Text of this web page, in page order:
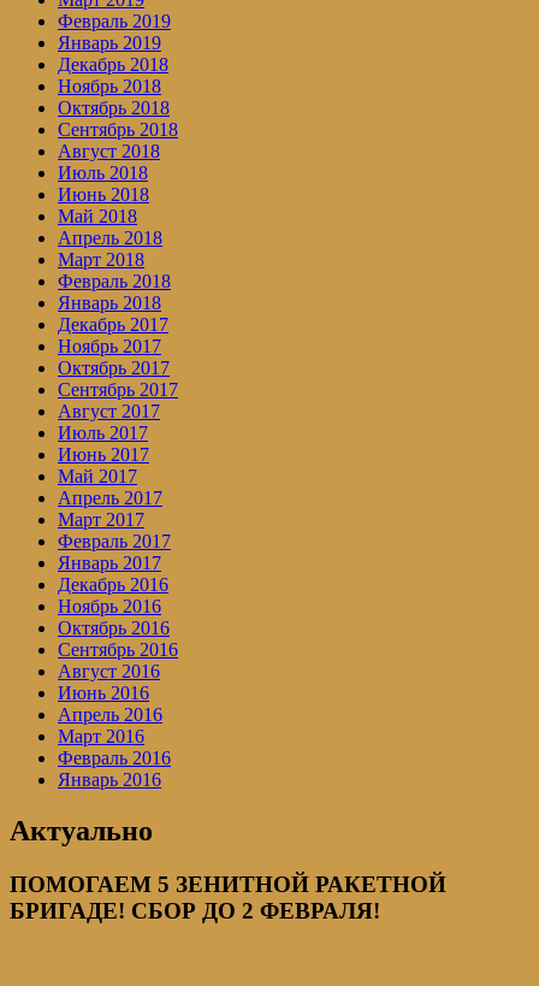
Февраль 2019
Январь 2019
Декабрь 2018
Ноябрь 2018
Октябрь 2018
Сентябрь 2018
Август 2018
Июль 2018
Июнь 2018
Май 2018
Апрель 2018
Март 2018
Февраль 2018
Январь 2018
Декабрь 2017
Ноябрь 2017
Октябрь 2017
Сентябрь 2017
Август 2017
Июль 2017
Июнь 2017
Май 2017
Апрель 2017
Март 2017
Февраль 2017
Январь 2017
Декабрь 2016
Ноябрь 2016
Октябрь 2016
Сентябрь 2016
Август 2016
Июнь 2016
Апрель 2016
Март 2016
Февраль 2016
Январь 2016
Актуально
ПОМОГАЕМ 5 ЗЕНИТНОЙ РАКЕТНОЙ
БРИГАДЕ! СБОР ДО 2 ФЕВРАЛЯ!